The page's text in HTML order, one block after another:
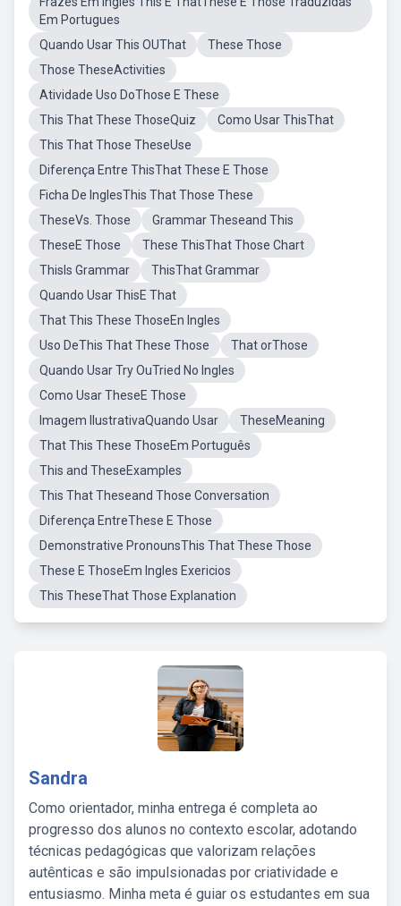
Em Portugues
Quando Usar This OUThat
These Those
Those TheseActivities
Atividade Uso DoThose E These
This That These ThoseQuiz
Como Usar ThisThat
This That Those TheseUse
Diferença Entre ThisThat These E Those
Ficha De InglesThis That Those These
TheseVs. Those
Grammar Theseand This
TheseE Those
These ThisThat Those Chart
ThisIs Grammar
ThisThat Grammar
Quando Usar ThisE That
That This These ThoseEn Ingles
Uso DeThis That These Those
That orThose
Quando Usar Try OuTried No Ingles
Como Usar TheseE Those
Imagem IlustrativaQuando Usar
TheseMeaning
That This These ThoseEm Português
This and TheseExamples
This That Theseand Those Conversation
Diferença EntreThese E Those
Demonstrative PronounsThis That These Those
These E ThoseEm Ingles Exericios
This TheseThat Those Explanation
Sandra
Como orientador, minha entrega é completa ao
progresso dos alunos no contexto escolar, adotando
técnicas pedagógicas que valorizam relações
autênticas e são impulsionadas por criatividade e
entusiasmo. Minha meta é guiar os estudantes em sua